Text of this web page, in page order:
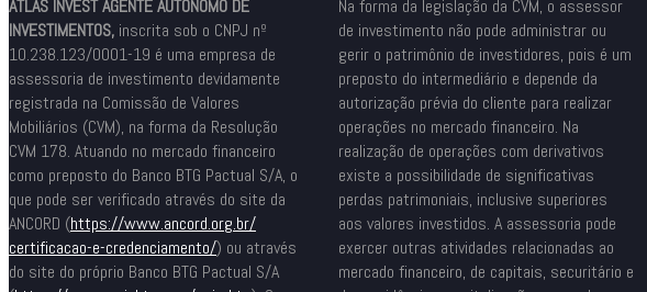
ATLAS INVEST AGENTE AUTONOMO DE
INVESTIMENTOS, inscrita sob o CNPJ nº
10.238.123/0001-19 é uma empresa de
assessoria de investimento devidamente
registrada na Comissão de Valores
Mobiliários (CVM), na forma da Resolução
CVM 178. Atuando no mercado financeiro
como preposto do Banco BTG Pactual S/A, o
que pode ser verificado através do site da
ANCORD (https://www.ancord.org.br/
certificacao-e-credenciamento/) ou através
do site do próprio Banco BTG Pactual S/A
Na forma da legislação da CVM, o assessor
de investimento não pode administrar ou
gerir o patrimônio de investidores, pois é um
preposto do intermediário e depende da
autorização prévia do cliente para realizar
operações no mercado financeiro. Na
realização de operações com derivativos
existe a possibilidade de significativas
perdas patrimoniais, inclusive superiores
aos valores investidos. A assessoria pode
exercer outras atividades relacionadas ao
mercado financeiro, de capitais, securitário e